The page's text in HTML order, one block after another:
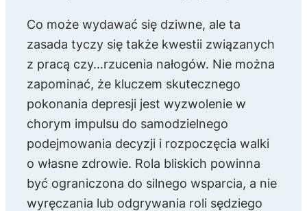
Co może wydawać się dziwne, ale ta
zasada tyczy się także kwestii związanych
z pracą czy…rzucenia nałogów. Nie można
zapominać, że kluczem skutecznego
pokonania depresji jest wyzwolenie w
chorym impulsu do samodzielnego
podejmowania decyzji i rozpoczęcia walki
o własne zdrowie. Rola bliskich powinna
być ograniczona do silnego wsparcia, a nie
wyręczania lub odgrywania roli sędziego